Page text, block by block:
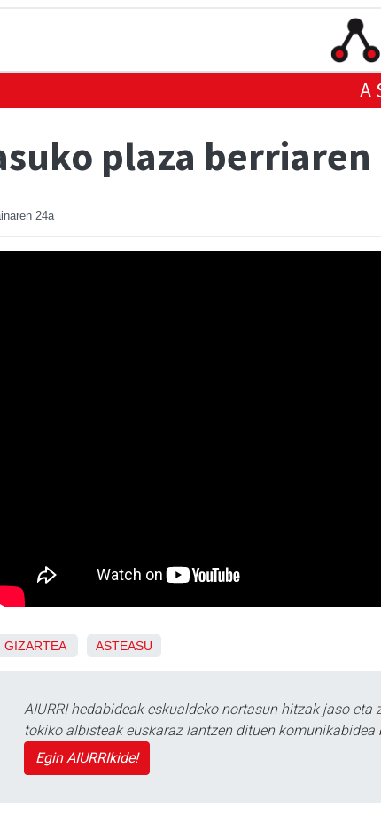
plaza
24a
GIZARTEA ASTEASU
AIURRI hedabideak eskualdeko nortasun hitzak jaso
tokiko albisteak euskaraz lantzen dituen komunikabidea
Egin AIURRIkide!